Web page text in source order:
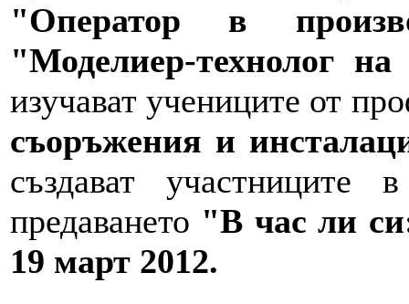
"Оператор в
"Моделиер-технолог
изучават учениците от
съоръжения и
създават
предаването "В час ли
19 март 2012.